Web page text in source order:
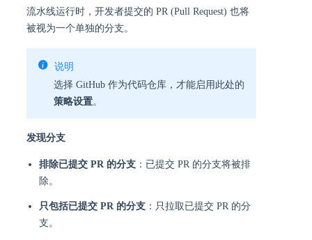
流水线运行时，开发者提交的 PR (Pull Request) 也将
被视为一个单独的分支。
说明
选择 GitHub 作为代码仓库，才能启用此处的
策略设置。
发现分支
排除已提交 PR 的分支 ：已提交 PR 的分支将被排
除。
只包括已提交 PR 的分支 ：只拉取已提交 PR 的分
支。